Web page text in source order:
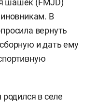
В
вернуть
и дать ему
в селе